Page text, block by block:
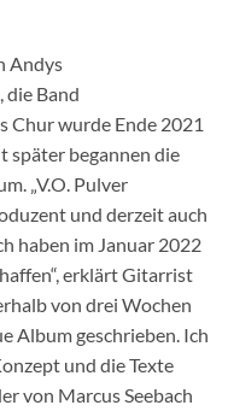
Andys
die Band
Chur wurde Ende 2021
später begannen die
„V.O. Pulver
und derzeit auch
haben im Januar 2022
erklärt Gitarrist
von drei Wochen
Album geschrieben. Ich
und die Texte
von Marcus Seebach